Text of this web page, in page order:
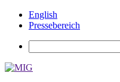
English
Pressebereich